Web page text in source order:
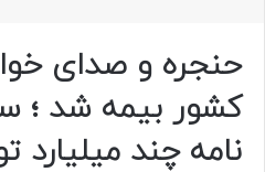
حنجره و صدای
کشور بیمه شد ؛
نامه چند میلیارد